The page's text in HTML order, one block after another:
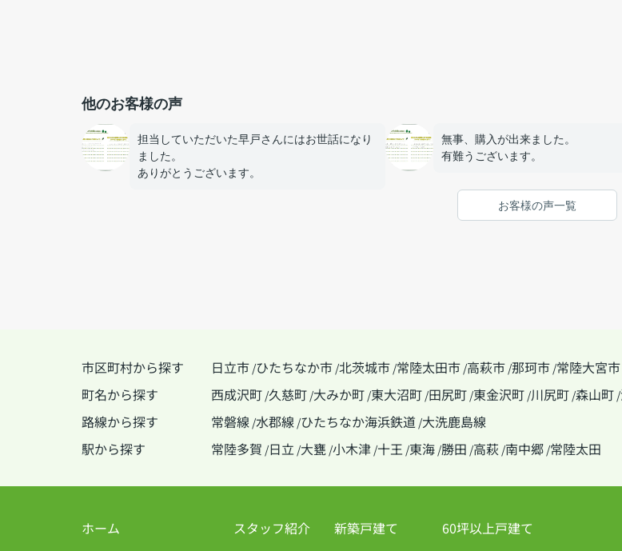
他のお客様の声
担当していただいた早戸さんにはお世話になり
ました。
ありがとうございます。
無事、購入が出来ました。
有難うございます。
お客様の声一覧
市区町村から探す 日立市 /ひたちなか市 /北茨城市 /常陸太田市 /高萩市 /那珂市 /常陸大宮市
町名から探す
西成沢町 /久慈町 /大みか町 /東大沼町 /田尻町 /東金沢町 /川尻町 /森山町 /
路線から探す
常磐線 /水郡線 /ひたちなか海浜鉄道 /大洗鹿島線
駅から探す
常陸多賀 /日立 /大甕 /小木津 /十王 /東海 /勝田 /高萩 /南中郷 /常陸太田
ホーム
スタッフ紹介
新築戸建て
60坪以上戸建て